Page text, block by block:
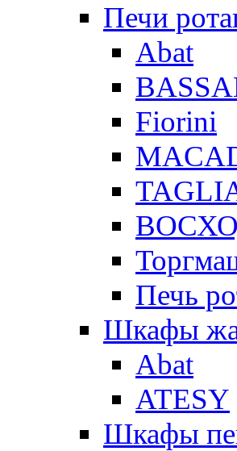
Печи
Abat
Fiorini
Печь
Шкафы
Abat
ATESY
Шкафы